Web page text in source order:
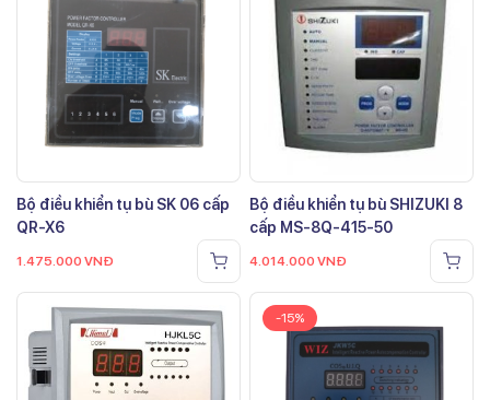
Bộ điều khiển tụ bù SK 06 cấp
QR-X6
1.475.000 VNĐ
Bộ điều khiển tụ bù SHIZUKI 8
cấp MS-8Q-415-50
4.014.000 VNĐ
-15%